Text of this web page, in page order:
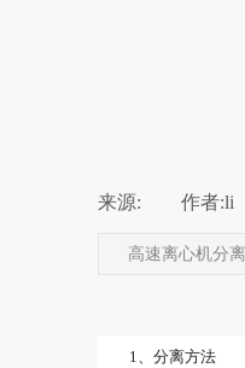
来源: 作者:li
高速离心机分
1、分离方法